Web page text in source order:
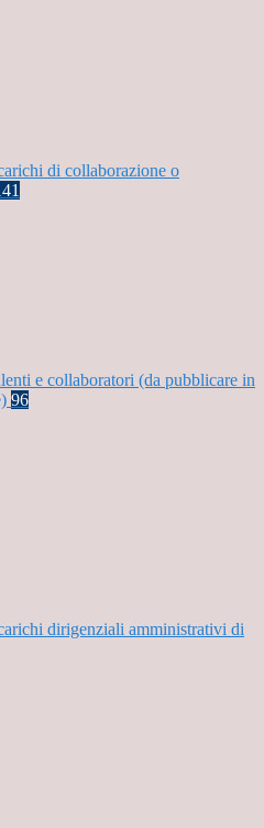
di collaborazione o
e collaboratori (da pubblicare in
96
dirigenziali amministrativi di